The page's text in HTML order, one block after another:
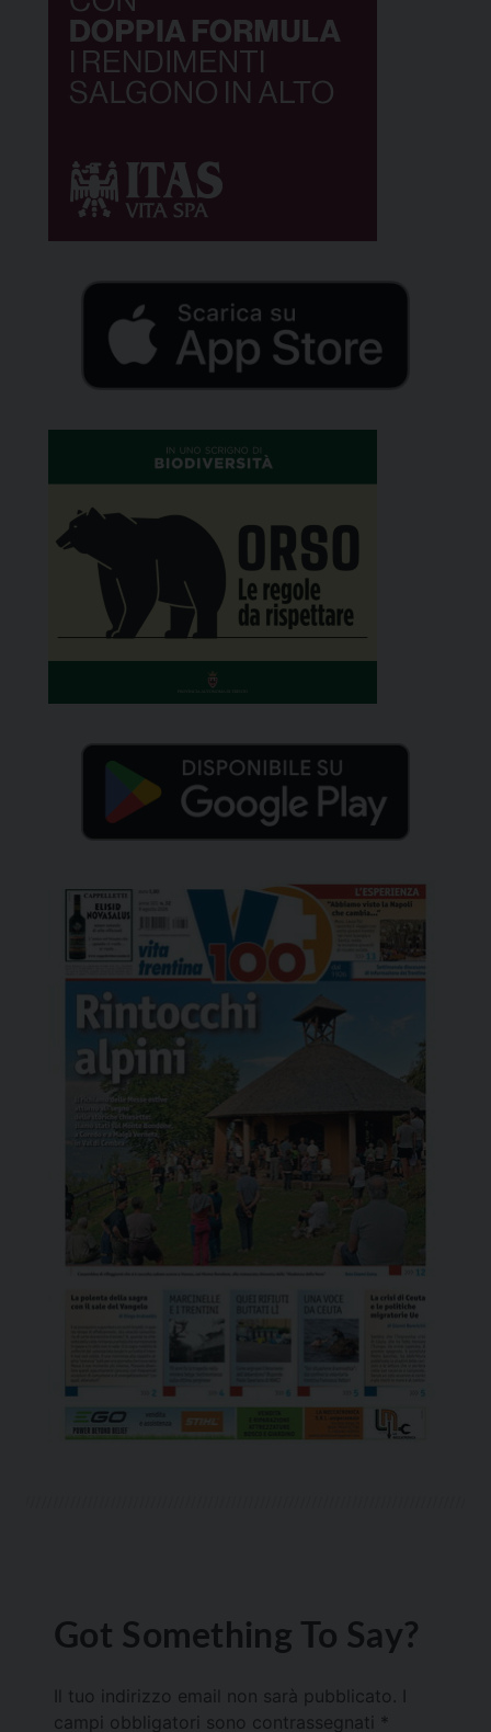
Got Something To Say?
Il tuo indirizzo email non sarà pubblicato.
campi obbligatori sono contrassegnati *